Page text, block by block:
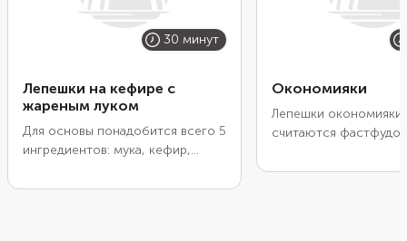
30 минут
Лепешки на кефире с
жареным луком
Для основы понадобится всего 5
ингредиентов: мука, кефир,
получится пластичным, а сами
Окономияки
Лепешки окономияки
считаются
переводится как «то,